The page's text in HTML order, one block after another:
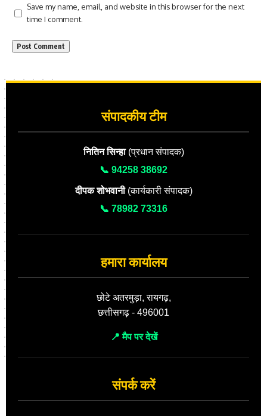
Save my name, email, and website in this browser for the next
time I comment.
संपादकीय टीम
नितिन सिन्हा(प्रधान संपादक)
📞 94258 38692
दीपक शोभवानी(कार्यकारी संपादक)
📞 78982 73316
हमारा कार्यालय
छोटे अतरमुड़ा, रायगढ़,
छत्तीसगढ़ - 496001
📍 मैप पर देखें
संपर्क करें